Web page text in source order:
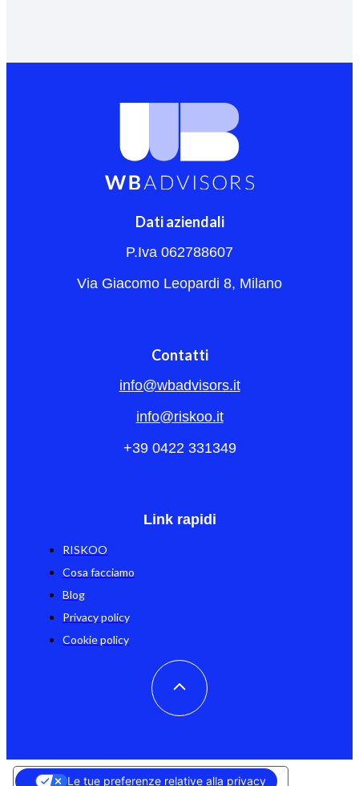
Dati aziendali
P.Iva 062788607
Via Giacomo Leopardi 8, Milano
Contatti
info@wbadvisors.it
info@riskoo.it
+39 0422 331349
Link rapidi
RISKOO
Cosa facciamo
Blog
Privacy policy
Cookie policy
Le tue preferenze relative alla privacy